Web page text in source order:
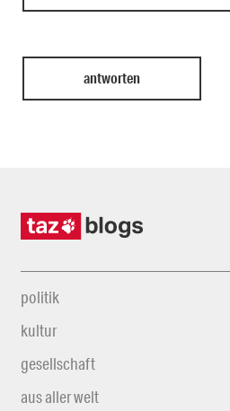
politik
kultur
gesellschaft
aus aller welt